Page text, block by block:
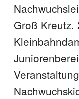
Groß Kreutz.